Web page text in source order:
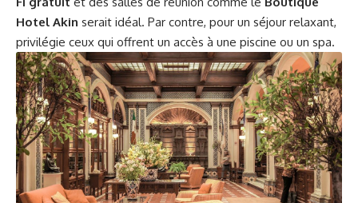
Hotel Akin serait idéal. Par contre, pour un séjour relaxant,
privilégie ceux qui offrent un accès à une piscine ou un spa.